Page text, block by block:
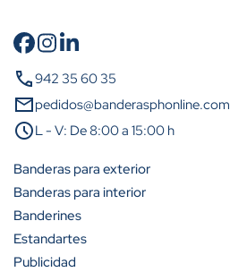
Cantidad
A partir de 2 unidades
A partir de 5 unidades
A partir de 10 unidades
A partir de 25 unidades
A partir de 50 unidades
call942 35 60 35
mailpedidos@banderasphonline.com
scheduleL - V: De 8:00 a 15:00 h
Banderas para exterior
Banderas para interior
Banderines
Estandartes
Publicidad